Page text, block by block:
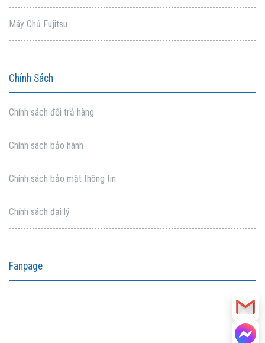
Máy Chủ Fujitsu
Chính Sách
Chính sách đổi trả hàng
Chính sách bảo hành
Chính sách bảo mật thông tin
Chính sách đại lý
Fanpage